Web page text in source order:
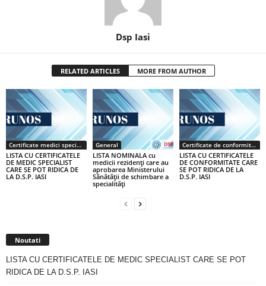
Dsp Iasi
RELATED ARTICLES MORE FROM AUTHOR
Certificate medici specialiști / primari
LISTA CU CERTIFICATELE
DE MEDIC SPECIALIST
CARE SE POT RIDICA DE
LA D.S.P. IASI
General
LISTA NOMINALA cu
medicii rezidenţi care au
aprobarea Ministerului
Sănătăţii de schimbare a
specialităţi
Certificate de conformitate
LISTA CU CERTIFICATELE
DE CONFORMITATE CARE
SE POT RIDICA DE LA
D.S.P. IASI
Noutati
LISTA CU CERTIFICATELE DE MEDIC SPECIALIST CARE SE POT
RIDICA DE LA D.S.P. IASI